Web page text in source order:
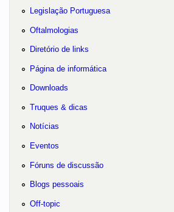
Legislação Portuguesa
Oftalmologias
Diretório de links
Página de informática
Downloads
Truques & dicas
Notícias
Eventos
Fóruns de discussão
Blogs pessoais
Off-topic